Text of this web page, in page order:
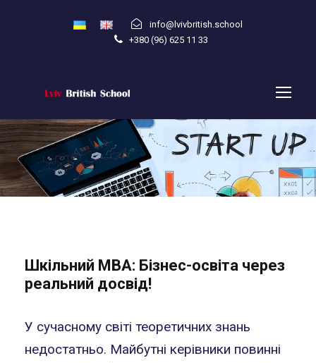
info@lvivbritish.school
+380 (96) 625 11 33
Шкільний MBA: Бізнес-освіта через
реальний досвід!
У сучасному світі теоретичних знань
недостатньо. Майбутні керівники повинні